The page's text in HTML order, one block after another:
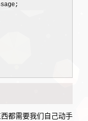
都需要我们自己动手